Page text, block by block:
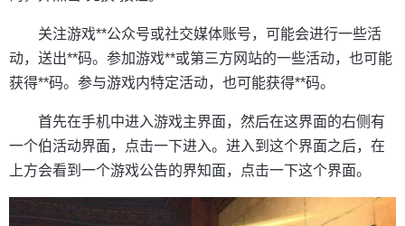
关注游戏**公众号或社交媒体账号，可能会进行一些活
动，送出**码。参加游戏**或第三方网站的一些活动，也可能
获得**码。参与游戏内特定活动，也可能获得**码。
首先在手机中进入游戏主界面，然后在这界面的右侧有
一个伯活动界面，点击一下进入。进入到这个界面之后，在
上方会看到一个游戏公告的界知面，点击一下这个界面。